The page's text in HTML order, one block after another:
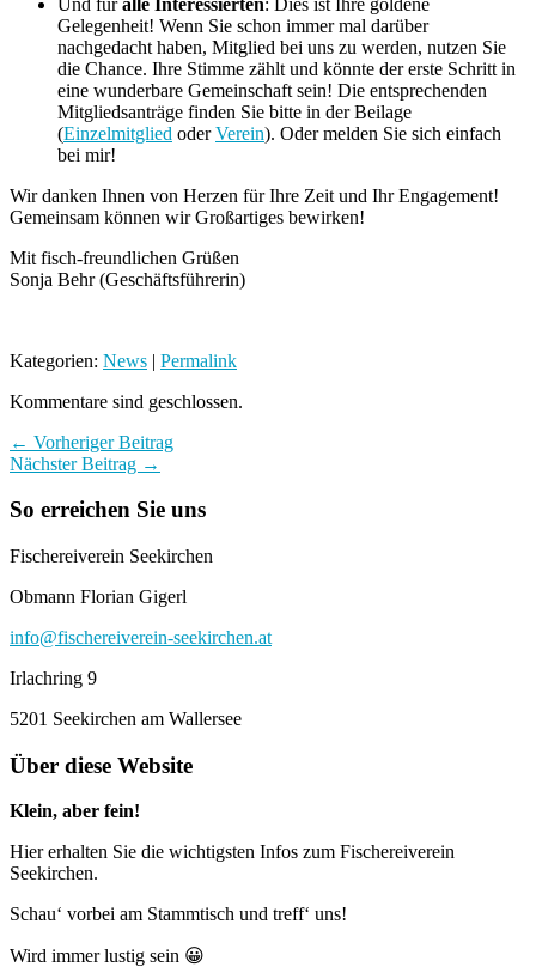
Gelegenheit! Wenn Sie schon immer mal darüber
nachgedacht haben, Mitglied bei uns zu werden, nutzen Sie
die Chance. Ihre Stimme zählt und könnte der erste Schritt in
eine wunderbare Gemeinschaft sein! Die entsprechenden
Mitgliedsanträge finden Sie bitte in der Beilage
(Einzelmitglied oderVerein). Oder melden Sie sich einfach
bei mir!
Wir danken Ihnen von Herzen für Ihre Zeit und Ihr Engagement!
Gemeinsam können wir Großartiges bewirken!
Mit fisch-freundlichen Grüßen
Sonja Behr (Geschäftsführerin)
Kategorien: News | Permalink
Kommentare sind geschlossen.
← Vorheriger Beitrag
Nächster Beitrag →
So erreichen Sie uns
Fischereiverein Seekirchen
Obmann Florian Gigerl
info@fischereiverein-seekirchen.at
Irlachring 9
5201 Seekirchen am Wallersee
Über diese Website
Klein, aber fein!
Hier erhalten Sie die wichtigsten Infos zum Fischereiverein
Seekirchen.
Schau‘ vorbei am Stammtisch und treff‘ uns!
Wird immer lustig sein 😀